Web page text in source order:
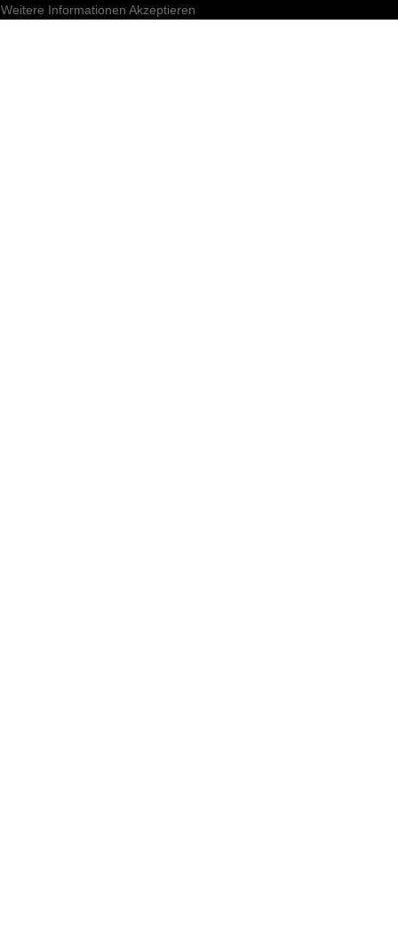
Weitere Informationen Akzeptieren